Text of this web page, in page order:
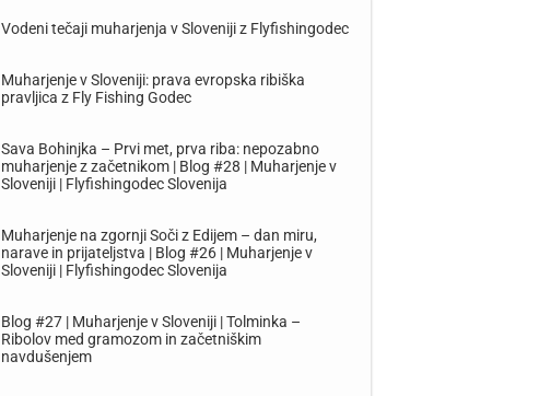
Vodeni tečaji muharjenja v Sloveniji z Flyfishingodec
Muharjenje v Sloveniji: prava evropska ribiška
pravljica z Fly Fishing Godec
Sava Bohinjka – Prvi met, prva riba: nepozabno
muharjenje z začetnikom | Blog #28 | Muharjenje v
Sloveniji | Flyfishingodec Slovenija
Muharjenje na zgornji Soči z Edijem – dan miru,
narave in prijateljstva | Blog #26 | Muharjenje v
Sloveniji | Flyfishingodec Slovenija
Blog #27 | Muharjenje v Sloveniji | Tolminka –
Ribolov med gramozom in začetniškim
navdušenjem